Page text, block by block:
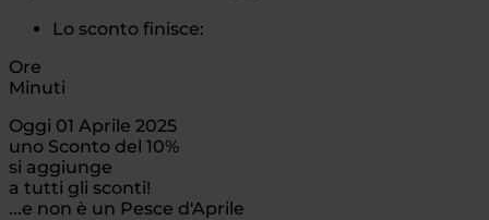
Lo sconto finisce:
Ore
Minuti
Oggi 01 Aprile 2025
uno Sconto del 10%
si aggiunge
a tutti gli sconti!
...e non è un Pesce d'Aprile